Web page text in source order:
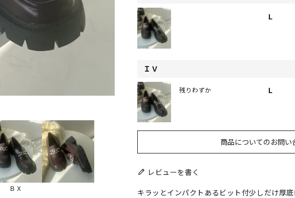
ＢＸ
L
ＩＶ
L
残りわずか
商品についてのお問い
レビューを書く
キラッとインパクトあるビット付少しだけ厚